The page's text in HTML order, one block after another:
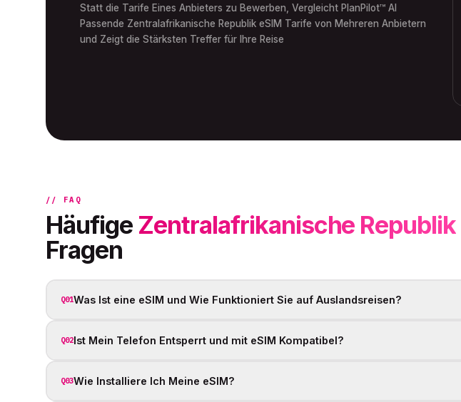
Statt die Tarife Eines Anbieters zu Bewerben, Vergleicht PlanPilot™ AI
Passende Zentralafrikanische Republik eSIM Tarife von Mehreren Anbietern
und Zeigt die Stärksten Treffer für Ihre Reise
// FAQ
Häufige Zentralafrikanische Republik
Fragen
Q01Was Ist eine eSIM und Wie Funktioniert Sie auf Auslandsreisen?
Q02Ist Mein Telefon Entsperrt und mit eSIM Kompatibel?
Q03Wie Installiere Ich Meine eSIM?